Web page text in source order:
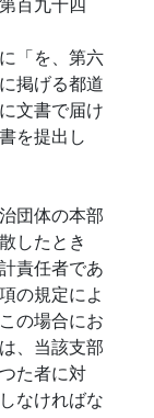
「を、第六
掲げる都道
文書で届け
を提出し
団体の本部
したとき
責任者であ
の規定によ
の場合にお
、当該支部
た者に対
なければな